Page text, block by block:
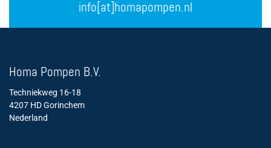
info[at]homapompen.nl
Homa Pompen B.V.
Techniekweg 16-18
4207 HD Gorinchem
Nederland